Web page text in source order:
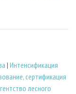
| Интенсификация
сертификация
лесного